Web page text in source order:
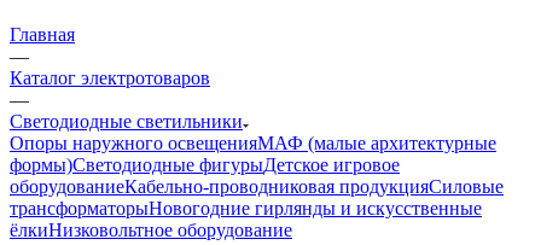
Главная
—
Каталог электротоваров
—
Светодиодные светильники
Опоры наружного освещенияМАФ (малые архитектурные
формы)Светодиодные фигурыДетское игровое
оборудованиеКабельно-проводниковая продукцияСиловые
трансформаторыНовогодние гирлянды и искусственные
ёлкиНизковольтное оборудование